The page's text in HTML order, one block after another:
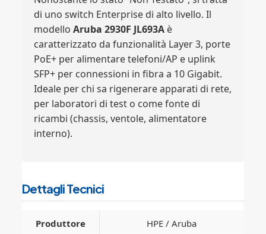
di uno switch Enterprise di alto livello. Il
modello Aruba 2930F JL693Aè
caratterizzato da funzionalità Layer 3, porte
PoE+ per alimentare telefoni/AP e uplink
SFP+ per connessioni in fibra a 10 Gigabit.
Ideale per chi sa rigenerare apparati di rete,
per laboratori di test o come fonte di
ricambi (chassis, ventole, alimentatore
interno).
Dettagli Tecnici
Produttore HPE / Aruba